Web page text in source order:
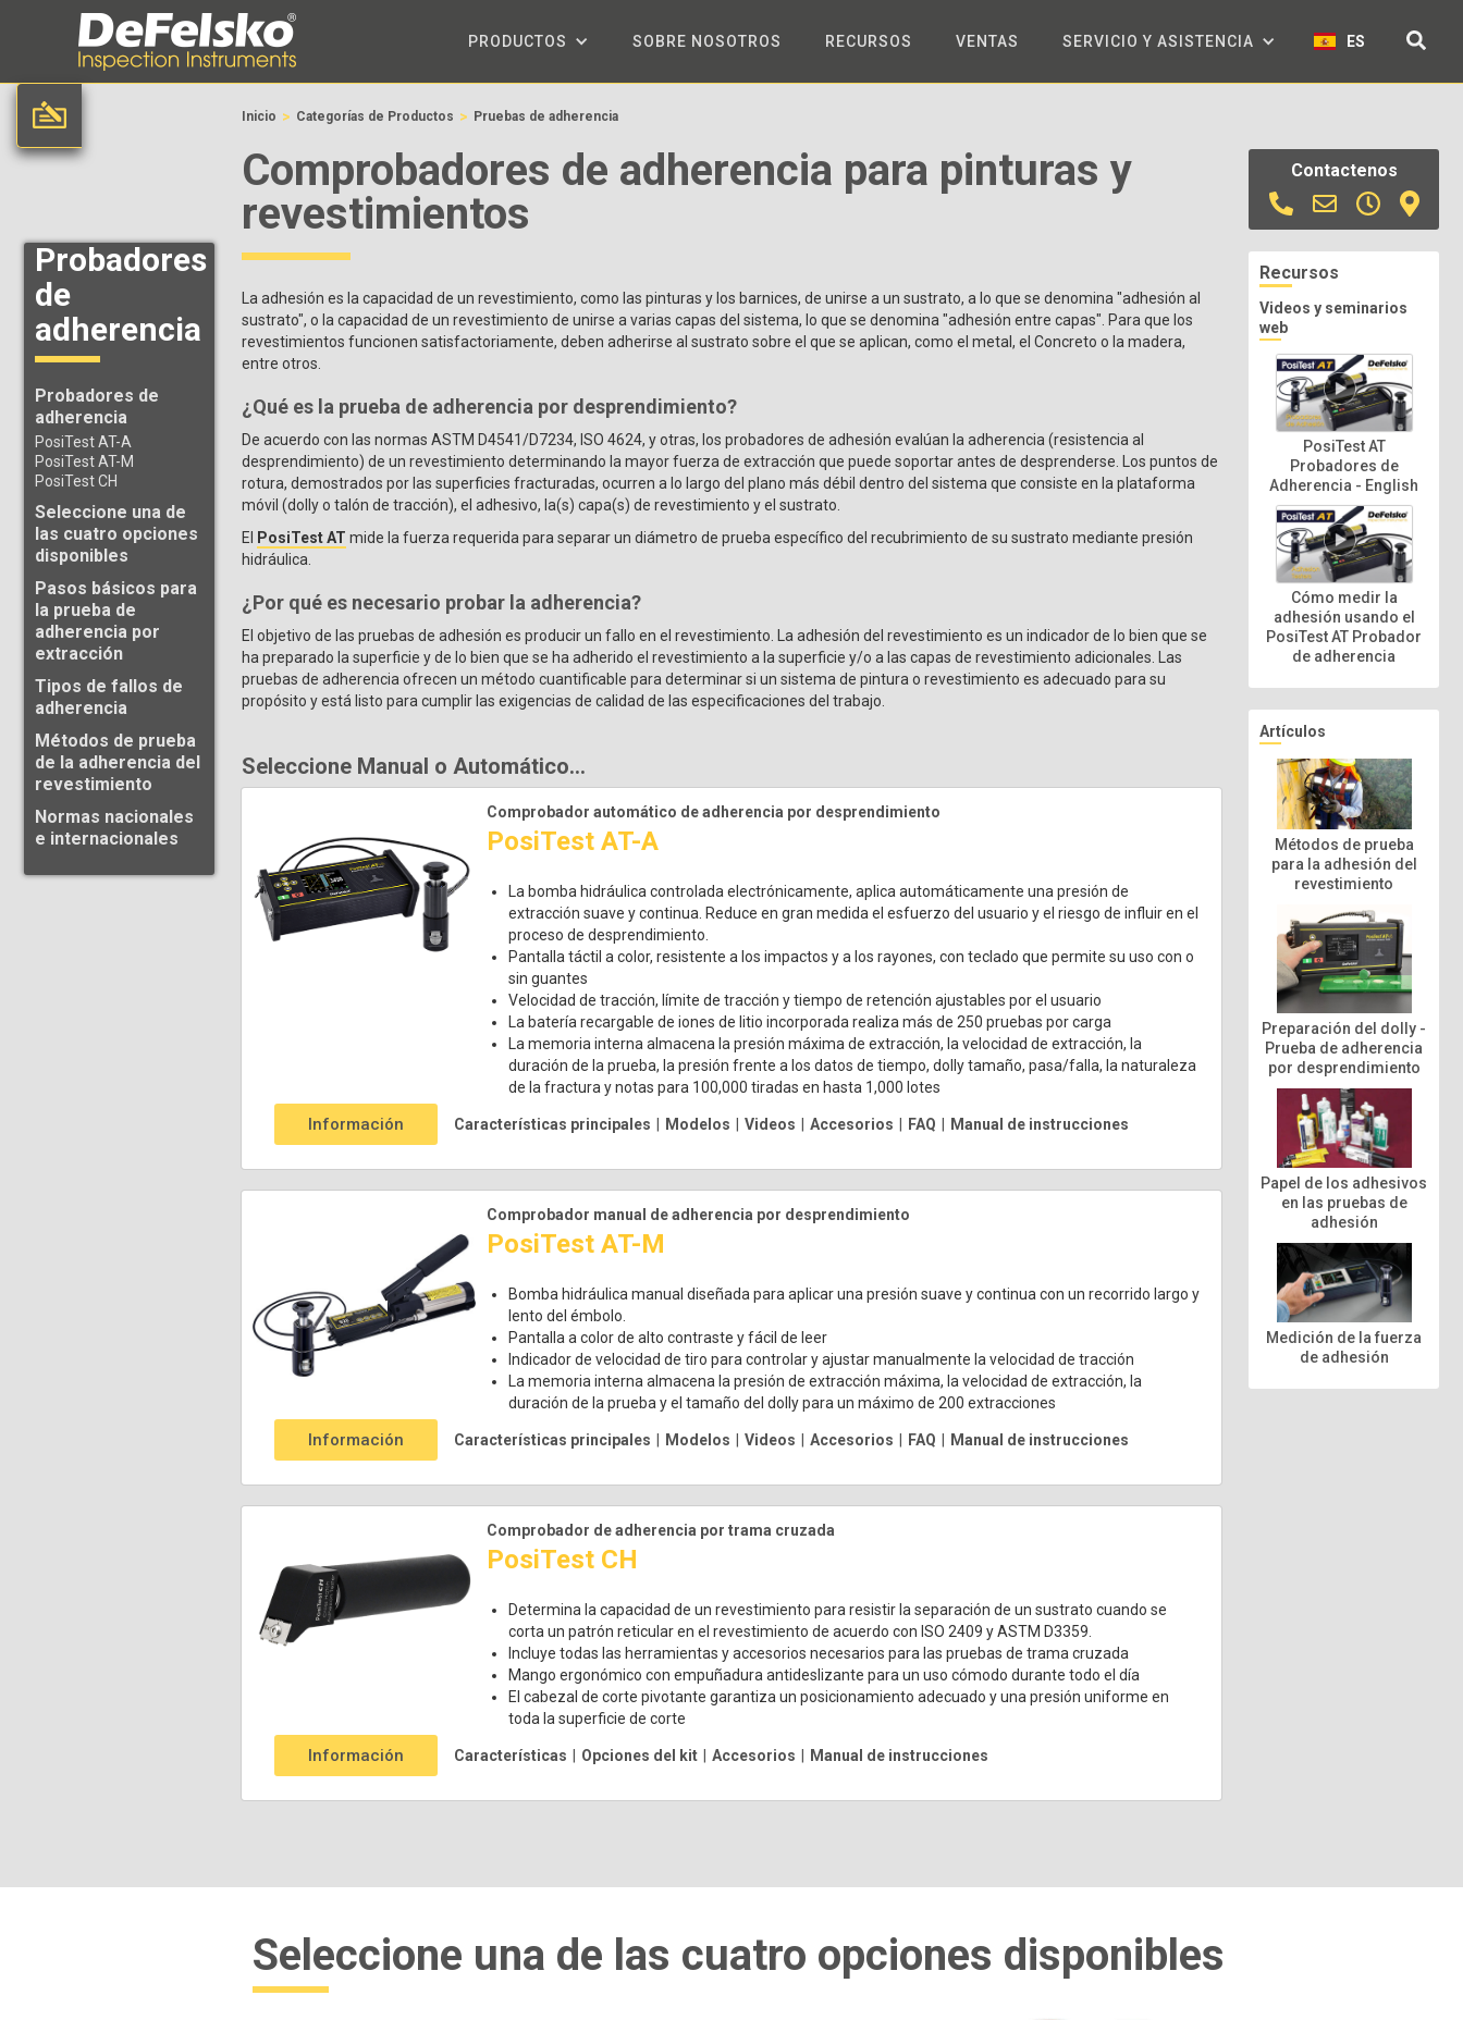
PRODUCTOS SOBRE NOSOTROS RECURSOS VENTAS SERVICIO Y ASISTENCIA ES
Contactenos
Recursos
Videos y seminarios
web
PosiTest AT
Probadores de
Adherencia - English
Cómo medir la
adhesión usando el
PosiTest AT Probador
de adherencia
Artículos
Métodos de prueba
para la adhesión del
revestimiento
Preparación del dolly -
Prueba de adherencia
por desprendimiento
Papel de los adhesivos
en las pruebas de
adhesión
Medición de la fuerza
de adhesión
Probadores
de
adherencia
Probadores de
adherencia
PosiTest AT-A
PosiTest AT-M
PosiTest CH
Seleccione una de
las cuatro opciones
disponibles
Pasos básicos para
la prueba de
adherencia por
extracción
Tipos de fallos de
adherencia
Métodos de prueba
de la adherencia del
revestimiento
Normas nacionales
e internacionales
Inicio > Categorías de Productos > Pruebas de adherencia
Comprobadores de adherencia para pinturas y
revestimientos
La adhesión es la capacidad de un revestimiento, como las pinturas y los barnices, de unirse a un sustrato, a lo que se denomina "adhesión al
sustrato", o la capacidad de un revestimiento de unirse a varias capas del sistema, lo que se denomina "adhesión entre capas". Para que los
revestimientos funcionen satisfactoriamente, deben adherirse al sustrato sobre el que se aplican, como el metal, el Concreto o la madera,
entre otros.
¿Qué es la prueba de adherencia por desprendimiento?
De acuerdo con las normas ASTM D4541/D7234, ISO 4624, y otras, los probadores de adhesión evalúan la adherencia (resistencia al
desprendimiento) de un revestimiento determinando la mayor fuerza de extracción que puede soportar antes de desprenderse. Los puntos de
rotura, demostrados por las superficies fracturadas, ocurren a lo largo del plano más débil dentro del sistema que consiste en la plataforma
móvil (dolly o talón de tracción), el adhesivo, la(s) capa(s) de revestimiento y el sustrato.
El
PosiTest AT mide la fuerza requerida para separar un diámetro de prueba específico del recubrimiento de su sustrato mediante presión
hidráulica.
¿Por qué es necesario probar la adherencia?
El objetivo de las pruebas de adhesión es producir un fallo en el revestimiento. La adhesión del revestimiento es un indicador de lo bien que se
ha preparado la superficie y de lo bien que se ha adherido el revestimiento a la superficie y/o a las capas de revestimiento adicionales. Las
pruebas de adherencia ofrecen un método cuantificable para determinar si un sistema de pintura o revestimiento es adecuado para su
propósito y está listo para cumplir las exigencias de calidad de las especificaciones del trabajo.
Seleccione Manual o Automático...
Comprobador automático de adherencia por desprendimiento
PosiTest AT-A
La bomba hidráulica controlada electrónicamente, aplica automáticamente una presión de
extracción suave y continua. Reduce en gran medida el esfuerzo del usuario y el riesgo de influir en el
proceso de desprendimiento.
Pantalla táctil a color, resistente a los impactos y a los rayones, con teclado que permite su uso con o
sin guantes
Velocidad de tracción, límite de tracción y tiempo de retención ajustables por el usuario
La batería recargable de iones de litio incorporada realiza más de 250 pruebas por carga
La memoria interna almacena la presión máxima de extracción, la velocidad de extracción, la
duración de la prueba, la presión frente a los datos de tiempo, dolly tamaño, pasa/falla, la naturaleza
de la fractura y notas para 100,000 tiradas en hasta 1,000 lotes
Información Características principales Modelos Videos Accesorios FAQ Manual de instrucciones
Comprobador manual de adherencia por desprendimiento
PosiTest AT-M
Bomba hidráulica manual diseñada para aplicar una presión suave y continua con un recorrido largo y
lento del émbolo.
Pantalla a color de alto contraste y fácil de leer
Indicador de velocidad de tiro para controlar y ajustar manualmente la velocidad de tracción
La memoria interna almacena la presión de extracción máxima, la velocidad de extracción, la
duración de la prueba y el tamaño del dolly para un máximo de 200 extracciones
Información Características principales Modelos Videos Accesorios FAQ Manual de instrucciones
Comprobador de adherencia por trama cruzada
PosiTest CH
Determina la capacidad de un revestimiento para resistir la separación de un sustrato cuando se
corta un patrón reticular en el revestimiento de acuerdo con ISO 2409 y ASTM D3359.
Incluye todas las herramientas y accesorios necesarios para las pruebas de trama cruzada
Mango ergonómico con empuñadura antideslizante para un uso cómodo durante todo el día
El cabezal de corte pivotante garantiza un posicionamiento adecuado y una presión uniforme en
toda la superficie de corte
Información Características Opciones del kit Accesorios Manual de instrucciones
Seleccione una de las cuatro opciones disponibles